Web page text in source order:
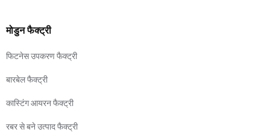
मोडुन फैक्ट्री
फिटनेस उपकरण फैक्ट्री
बारबेल फैक्ट्री
कास्टिंग आयरन फैक्ट्री
रबर से बने उत्पाद फैक्ट्री